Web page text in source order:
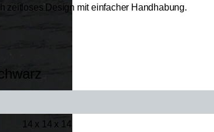
zeitloses Design mit einfacher Handhabung.
14 x 14 x 14